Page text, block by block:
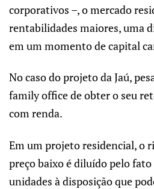
corporativos –, o mercado
rentabilidades maiores, uma
em um momento de capital
No caso do projeto da Jaú,
family office de obter o seu
com renda.
Em um projeto residencial, o
preço baixo é diluído pelo fato
unidades à disposição que